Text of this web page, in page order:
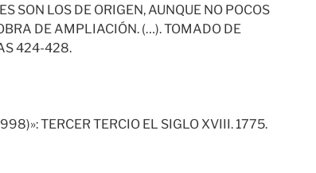
SON LOS DE ORIGEN, AUNQUE NO POCOS
DE AMPLIACIÓN. (…). TOMADO DE
424-428.
TERCER TERCIO EL SIGLO XVIII. 1775.